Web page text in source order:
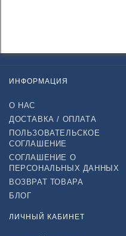
ИНФОРМАЦИЯ
О НАС
ДОСТАВКА / ОПЛАТА
ПОЛЬЗОВАТЕЛЬСКОЕ
СОГЛАШЕНИЕ
СОГЛАШЕНИЕ О
ПЕРСОНАЛЬНЫХ ДАННЫХ
ВОЗВРАТ ТОВАРА
БЛОГ
ЛИЧНЫЙ КАБИНЕТ